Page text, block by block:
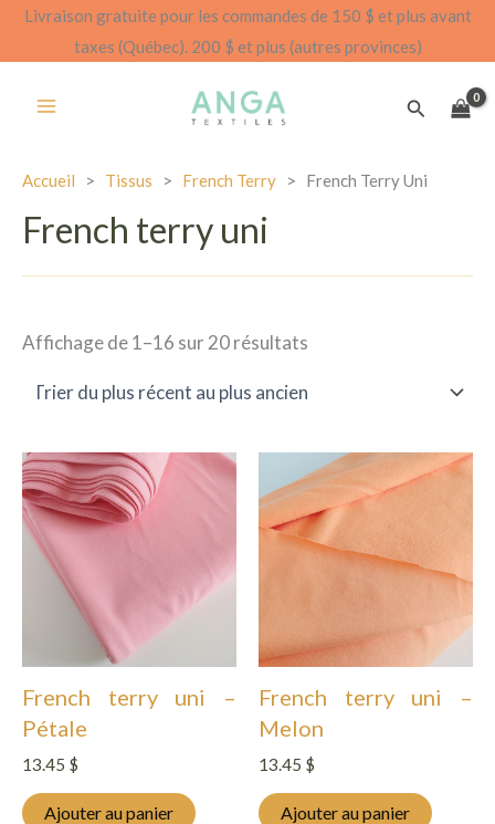
AllerLivraison gratuite pour les commandes de 150 $ et plus avant
taxes (Québec). 200 $ et plus (autres provinces)
Accueil > Tissus > French Terry > French Terry Uni
French terry uni
Affichage de 1–16 sur 20 résultats
French terry uni –
Pétale
13.45 $
Ajouter au panier
French terry uni –
Melon
13.45 $
Ajouter au panier